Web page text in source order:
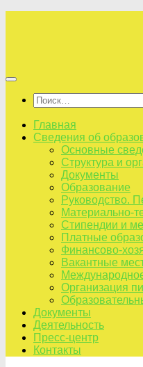
Найти:
Главная
Сведения об
Основные
Структура и
Документы
Образование
Руководство.
Материально-
Стипендии и
Платные
Финансово-
Вакантные
Организация
Документы
Деятельность
Пресс-центр
Контакты